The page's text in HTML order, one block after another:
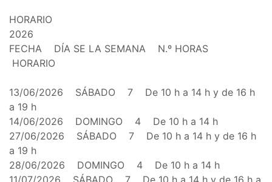
HORARIO
2026
FECHA DÍA SE LA SEMANA N.º HORAS
HORARIO
13/06/2026 SÁBADO 7 De 10 h a 14 h y de 16 h
a 19 h
14/06/2026 DOMINGO 4 De 10 h a 14 h
27/06/2026 SÁBADO 7 De 10 h a 14 h y de 16 h
a 19 h
28/06/2026 DOMINGO 4 De 10 h a 14 h
11/07/2026 SÁBADO 7 De 10 h a 14 h y de 16 h a